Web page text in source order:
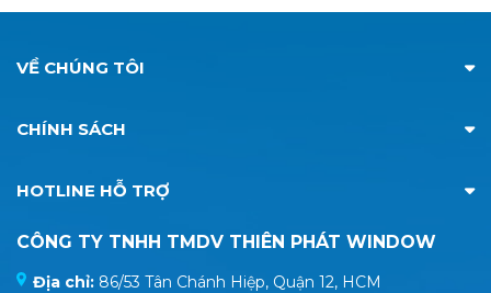
VỀ CHÚNG TÔI
CHÍNH SÁCH
HOTLINE HỖ TRỢ
CÔNG TY TNHH TMDV THIÊN PHÁT WINDOW
Địa chỉ: 86/53 Tân Chánh Hiệp, Quận 12, HCM